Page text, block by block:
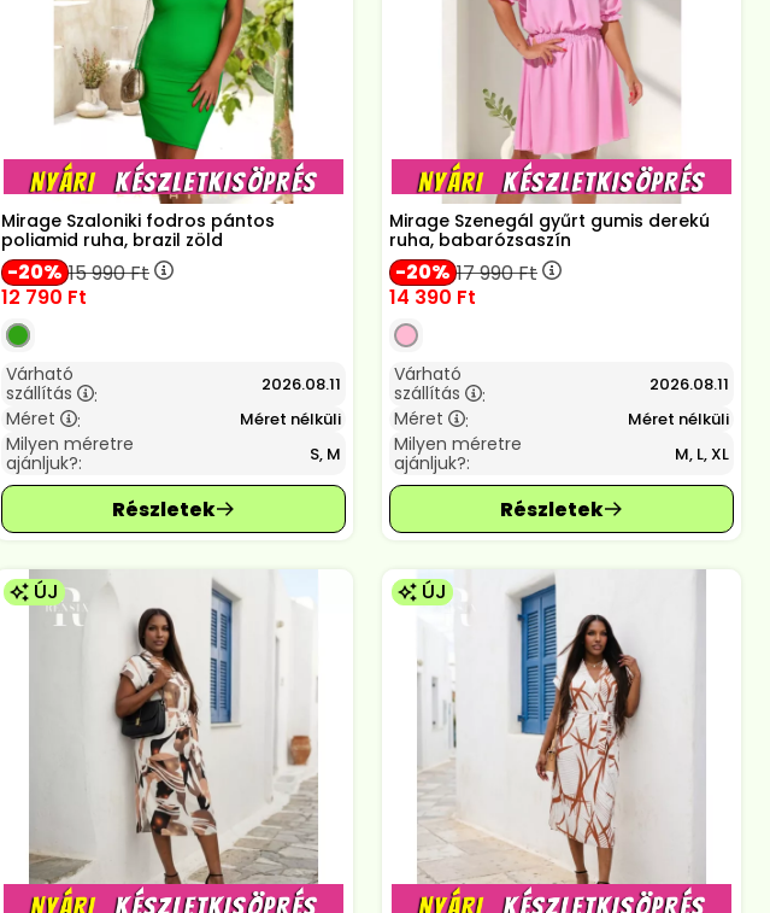
Mirage Szaloniki fodros pántos
poliamid ruha, brazil zöld
20 15 990Ft
12 790 Ft
Várható
szállítás
: 2026.08.11
Méret : Méret nélküli
Milyen méretre
ajánljuk?:
S, M
Mirage Szenegál gyűrt gumis derekú
ruha, babarózsaszín
20 17 990Ft
14 390 Ft
Várható
szállítás
: 2026.08.11
Méret : Méret nélküli
Milyen méretre
ajánljuk?:
M, L, XL
ÚJ ÚJ